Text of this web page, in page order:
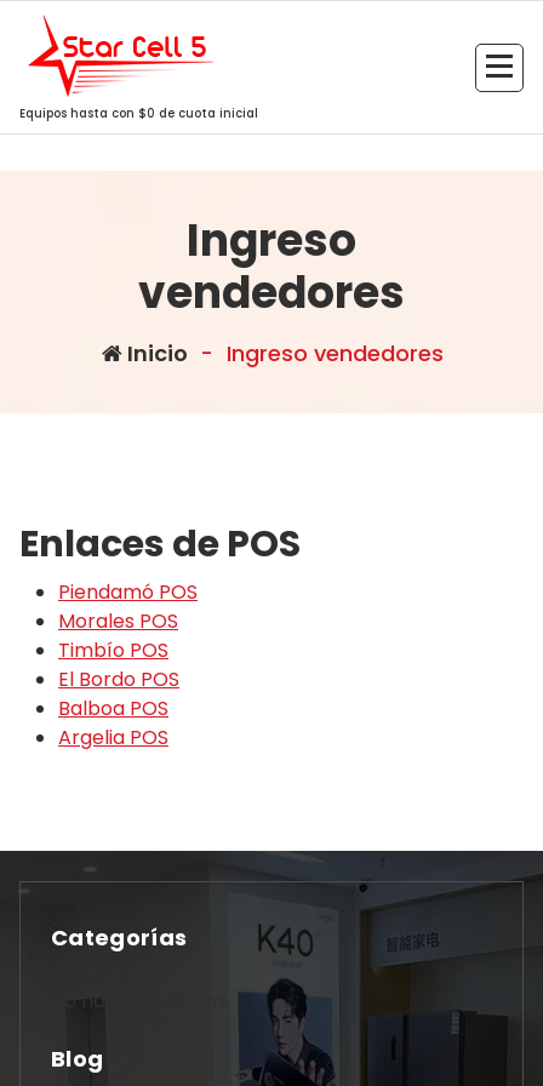
Saltar
contenido
Equipos hasta con $0 de cuota inicial
Ingreso
vendedores
Inicio - Ingreso vendedores
Enlaces de POS
Piendamó POS
Morales POS
Timbío POS
El Bordo POS
Balboa POS
Argelia POS
Categorías
No hay categorías
Blog